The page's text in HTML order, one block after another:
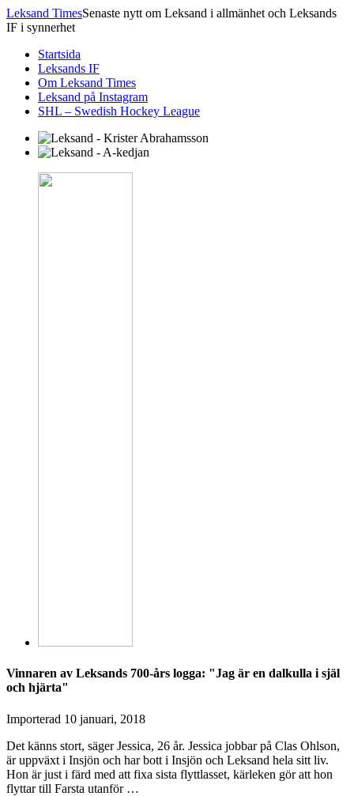
Leksand TimesSenaste nytt om Leksand i allmänhet och Leksands
IF i synnerhet
Startsida
Leksands IF
Om Leksand Times
Leksand på Instagram
SHL – Swedish Hockey League
Vinnaren av Leksands 700-års logga: "Jag är en dalkulla i själ
och hjärta"
Importerad 10 januari, 2018
Det känns stort, säger Jessica, 26 år. Jessica jobbar på Clas Ohlson,
är uppväxt i Insjön och har bott i Insjön och Leksand hela sitt liv.
Hon är just i färd med att fixa sista flyttlasset, kärleken gör att hon
flyttar till Farsta utanför …